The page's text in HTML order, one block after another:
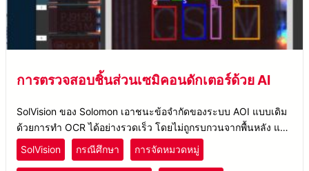
การตรวจสอบชิ้นส่วนเซมิคอนดักเตอร์ด้วย AI
SolVision ของ Solomon เอาชนะข้อจำกัดของระบบ AOI แบบเดิม
ด้วยการทำ OCR ได้อย่างรวดเร็ว โดยไม่ถูกรบกวนจากพื้นหลัง แสง
ความซับซ้อน หรือรูปลักษณ์ของหมายเลขซีเรียล
SolVision กรณีศึกษา การจัดหมวดหมู่